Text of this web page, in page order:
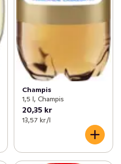
Champis
1,5 l, Champis
20,35 kr
13,57 kr /l